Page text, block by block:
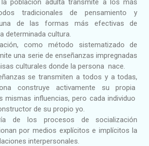
tradicionales de pensamiento y
de las formas más efectivas de
determinada cultura.
como método sistematizado de
una serie de enseñanzas impregnadas
culturales donde la persona nace.
se transmiten a todos y a todas,
construye activamente su propia
mismas influencias, pero cada individuo
de su propio yo.
de los procesos de socialización
por medios explícitos e implícitos la
interpersonales.